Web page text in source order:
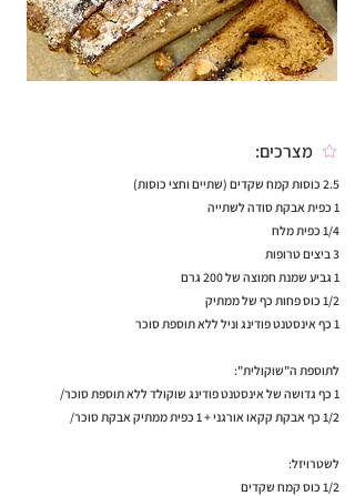
מצרכים:
2.5 כוסות קמח שקדים (שתיים וחצי כוסות)
1 כפית אבקת סודה לשתייה
1/4 כפית מלח
3 ביצים טרופות
1 גביע שמנת חמוצה של 200 גרם
1/2 כוס פחות כף של ממתיק
1 כף אינסטנט פודינג וניל ללא תוספת סוכר
לתוספת ה"שוקולית":
1 כף גדושה של אינסטנט פודינג שוקולד ללא תוספת סוכר/
1/2 כף אבקת קקאו אורגני + 1 כפית ממתיק אבקת סוכר/
לשטרויזל:
1/2 כוס קמח שקדים